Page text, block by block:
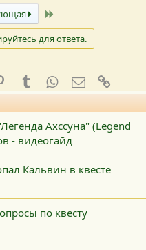
для ответа.
PinterestTumblrWhatsApp
E-mail
Ахссуна" (Legend
- видеогайд
Кальвин в квесте
по квесту